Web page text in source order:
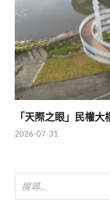
「天際之眼」民權
2026-07-31